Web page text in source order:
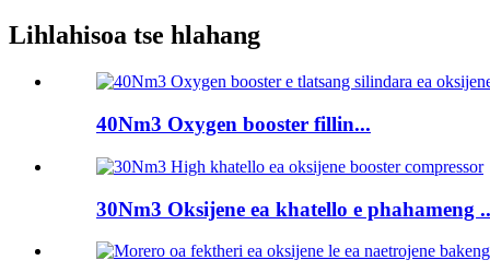
Lihlahisoa tse hlahang
40Nm3 Oxygen booster fillin...
30Nm3 Oksijene ea khatello e phahameng